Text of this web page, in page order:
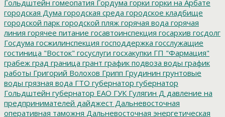
Гольдштейн гомеопатия Гордума горки горки на Арбате
городская Дума городская среда городское кладбище
городской парк городской пляж горячая вода горячая
линия горячее питание госавтоинспекция госархив госдолг
Госдума госжилинспекция господдержка госслужащие
гостиница "Восток" госуслуги госхакупки ГП "Фармация"
грабеж град граница грант график подвоза воды график
работы Григорий Волохов Грипп Грудинин грунтовые
воды грязная вода ГТО губернатор губернатор
Гольдштейн губернатор ЕАО ГУК Гулягин Д давление на
предпринимателей дайджест Дальневосточная
оперативная таможня Дальневосточная энергетическая